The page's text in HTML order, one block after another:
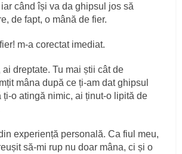
când își va da ghipsul jos să
de fapt, o mână de fier.
m-a corectat imediat.
dreptate. Tu mai știi cât de
mâna după ce ți-am dat ghipsul
ți-o atingă nimic, ai ținut-o lipită de
experiență personală. Ca fiul meu,
să-mi rup nu doar mâna, ci și o